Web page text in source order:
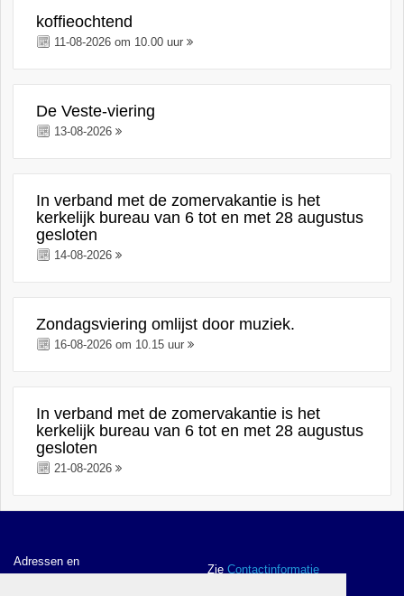
koffieochtend
11-08-2026 om 10.00 uur
De Veste-viering
13-08-2026
In verband met de zomervakantie is het
kerkelijk bureau van 6 tot en met 28 augustus
gesloten
14-08-2026
Zondagsviering omlijst door muziek.
16-08-2026 om 10.15 uur
In verband met de zomervakantie is het
kerkelijk bureau van 6 tot en met 28 augustus
gesloten
21-08-2026
Adressen en
contactgegevens
Zie Contactinformatie